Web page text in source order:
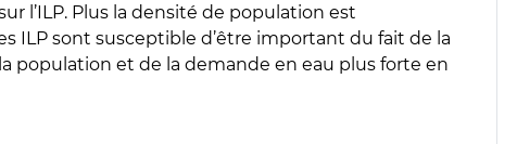
l’ILP. Plus la densité de population est
ILP sont susceptible d’être important du fait de la
population et de la demande en eau plus forte en